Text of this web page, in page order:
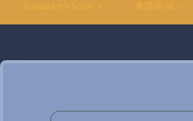
RanmaJen’s Score 劇集區域